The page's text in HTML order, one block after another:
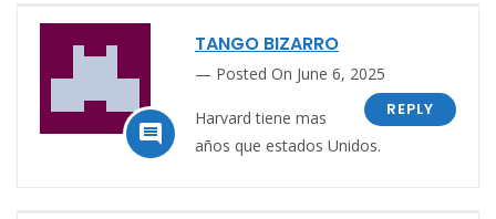

TANGO BIZARRO
Posted On June 6, 2025
REPLY
Harvard tiene mas
años que estados Unidos.